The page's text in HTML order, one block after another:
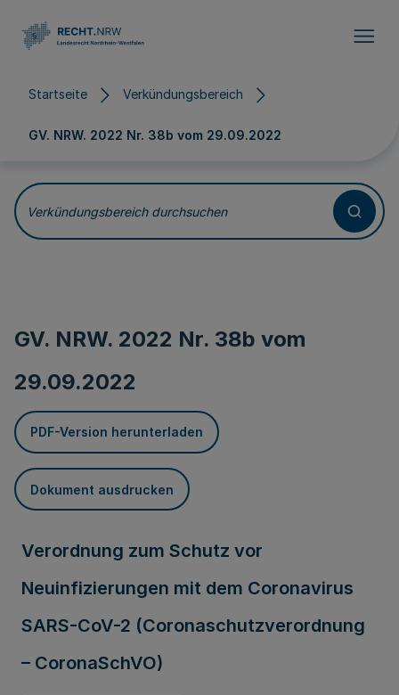
Startseite Verkündungsbereich
GV. NRW. 2022 Nr. 38b vom 29.09.2022
Verkündungsbereich durchsuchen
GV. NRW. 2022 Nr. 38b vom
29.09.2022
PDF-Version herunterladen
Dokument ausdrucken
Verordnung zum Schutz vor
Neuinfizierungen mit dem Coronavirus
SARS-CoV-2 (Coronaschutzverordnung
– CoronaSchVO)